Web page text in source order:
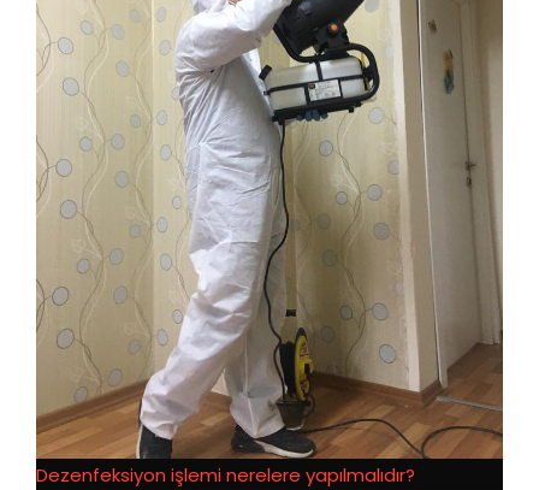
Dezenfeksiyon işlemi nerelere yapılmalıdır?